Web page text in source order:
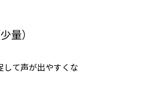
量）
して声が出やすくな